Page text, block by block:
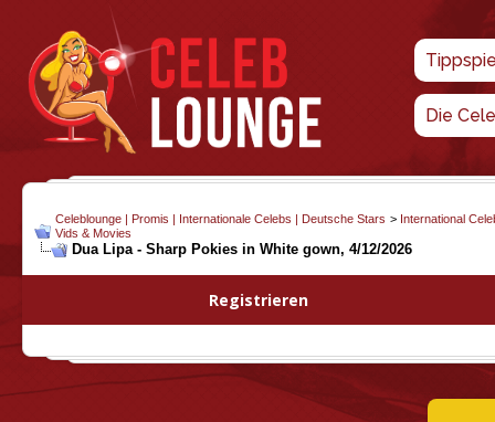
Die
Celeblounge | Promis | Internationale Celebs | Deutsche Stars > International
Vids & Movies
Dua Lipa - Sharp Pokies in White gown, 4/12/2026
Registrieren